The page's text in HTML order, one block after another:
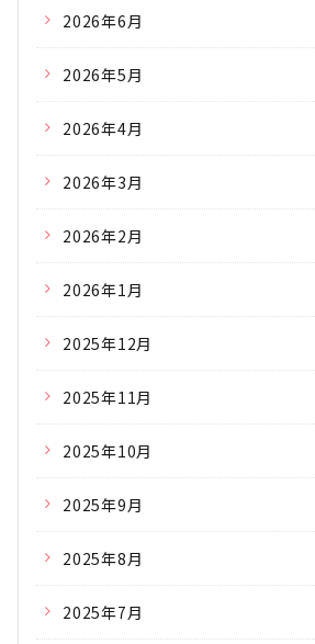
2026年6月
2026年5月
2026年4月
2026年3月
2026年2月
2026年1月
2025年12月
2025年11月
2025年10月
2025年9月
2025年8月
2025年7月